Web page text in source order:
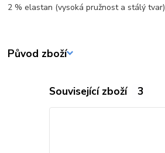
2 % elastan (vysoká pružnost a stálý tvar)
Původ zboží
Související zboží 3